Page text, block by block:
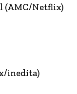
(AMC/Netflix)
inedita)